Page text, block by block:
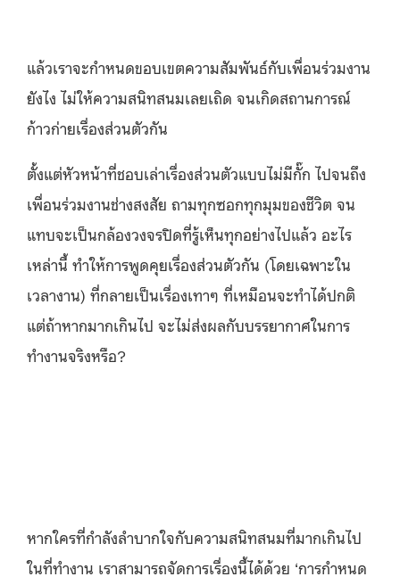
แล้วเราจะกำหนดขอบเขตความสัมพันธ์กับเพื่อนร่วมงาน
ยังไง ไม่ให้ความสนิทสนมเลยเถิด จนเกิดสถานการณ์
ก้าวก่ายเรื่องส่วนตัวกัน
ตั้งแต่หัวหน้าที่ชอบเล่าเรื่องส่วนตัวแบบไม่มีกั๊ก ไปจนถึง
เพื่อนร่วมงานช่างสงสัย ถามทุกซอกทุกมุมของชีวิต จน
แทบจะเป็นกล้องวงจรปิดที่รู้เห็นทุกอย่างไปแล้ว อะไร
เหล่านี้ ทำให้การพูดคุยเรื่องส่วนตัวกัน (โดยเฉพาะใน
เวลางาน) ที่กลายเป็นเรื่องเทาๆ ที่เหมือนจะทำได้ปกติ
แต่ถ้าหากมากเกินไป จะไม่ส่งผลกับบรรยากาศในการ
ทำงานจริงหรือ?
หากใครที่กำลังลำบากใจกับความสนิทสนมที่มากเกินไป
ในที่ทำงาน เราสามารถจัดการเรื่องนี้ได้ด้วย ‘การกำหนด